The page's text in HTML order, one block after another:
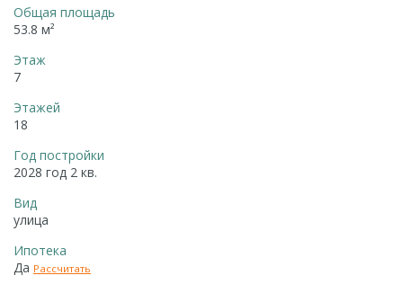
Общая площадь
53.8 м²
Этаж
7
Этажей
18
Год постройки
2028 год 2 кв.
Вид
улица
Ипотека
Да Рассчитать